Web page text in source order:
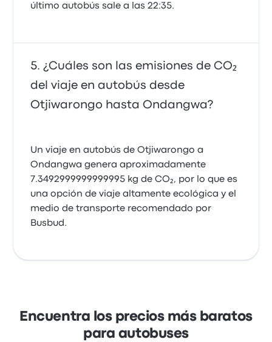
último autobús sale a las 22:35.
¿Cuáles son las emisiones de CO₂
del viaje en autobús desde
Otjiwarongo hasta Ondangwa?
Un viaje en autobús de Otjiwarongo a
Ondangwa genera aproximadamente
7.3492999999999995 kg de CO₂, por lo que es
una opción de viaje altamente ecológica y el
medio de transporte recomendado por
Busbud.
Encuentra los precios más baratos
para autobuses